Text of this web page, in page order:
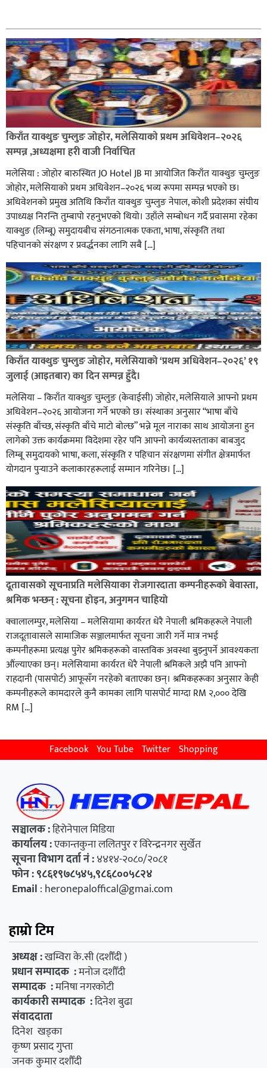
आज मिति (वि.सं.) : २०८३ साउन १७ गते, आइतबारको राशिफल
आज मिति वि.सं. : २०८३ साउन ५ गते मंगलबारको राशिफल
किराँत याक्थुङ चुम्लुङ जोहोर, मलेसियाकाे प्रथम अधिवेशन–
२०२६ सम्पन्न ,अध्यक्षमा हरी वाजी निर्वाचित
किराँत याक्थुङ चुम्लुङ जोहोर, मलेसियाकाे प्रथम अधिवेशन–२०२६
सम्पन्न ,अध्यक्षमा हरी वाजी निर्वाचित
मलेसिया : जोहोर बारुस्थित JO Hotel JB मा आयोजित किराँत याक्थुङ चुम्लुङ
जोहोर, मलेसियाको प्रथम अधिवेशन–२०२६ भव्य रूपमा सम्पन्न भएको छ।
अधिवेशनको प्रमुख अतिथि किराँत याक्थुङ चुम्लुङ नेपाल, कोशी प्रदेशका संघीय
उपाध्यक्ष निरन्ति तुम्बापाे रहनुभएको थियो। उहाँले सम्बोधन गर्दै प्रवासमा रहेका
याक्थुङ (लिम्बू) समुदायबीच संगठनात्मक एकता, भाषा, संस्कृति तथा
पहिचानको संरक्षण र प्रवर्द्धनका लागि सबै […]
किराँत याक्थुङ चुम्लुङ जोहोर, मलेसियाको ‘प्रथम अधिवेशन–२०२६’ १९
जुलाई (आइतबार) का दिन सम्पन्न हुँदै।
मलेसिया – किराँत याक्थुङ चुम्लुङ (केवाईसी) जोहोर, मलेसियाले आफ्नो प्रथम
अधिवेशन–२०२६ आयोजना गर्ने भएको छ। संस्थाका अनुसार “भाषा बाँचे
संस्कृति बाँच्छ, संस्कृति बाँचे माटो बोल्छ” भन्ने मूल नाराका साथ आयोजना हुन
लागेको उक्त कार्यक्रममा विदेशमा रहेर पनि आफ्नो कार्यव्यस्तताका बाबजुद
लिम्बू समुदायको भाषा, कला, संस्कृति र पहिचान संरक्षणमा संगीत क्षेत्रमार्फत
योगदान पुर्‍याउने कलाकारहरूलाई सम्मान गरिनेछ। […]
दूतावासको सूचनाप्रति मलेसियाका रोजगारदाता कम्पनीहरूको बेवास्ता,
श्रमिक भन्छन् : सूचना होइन, अनुगमन चाहियो
क्वालालम्पुर, मलेसिया – मलेसियामा कार्यरत धेरै नेपाली श्रमिकहरूले नेपाली
राजदूतावासले सामाजिक सञ्जालमार्फत सूचना जारी गर्ने मात्र नभई
कम्पनीहरूमा प्रत्यक्ष पुगेर श्रमिकहरूको वास्तविक अवस्था बुझ्नुपर्ने आवश्यकता
औंल्याएका छन्। मलेसियामा कार्यरत धेरै नेपाली श्रमिकले अझै पनि आफ्नो
राहदानी (पासपोर्ट) आफूसँग नरहेको बताएका छन्। श्रमिकहरूका अनुसार केही
कम्पनीहरूले कामदारले कुनै कामका लागि पासपोर्ट माग्दा RM २,००० देखि
RM […]
Facebook You Tube Twitter Shopping
सञ्चालक :हिराेनेपाल मिडिया
कार्यालय:एकान्तकुना ललितपुर र विरेन्द्रनगर सुर्खेत
सूचना विभाग दर्ता नं :४४१४-२०८०/२०८१
फाेन : ९८६१९७८५४५,९८६८००५८२४
Email : heronepaloffical@gmai.com
हाम्राे टिम
अध्यक्ष :खम्विरा के.सी (दशाैँदी )
प्रधान सम्पादक :मनाेज दशाैँदी
सम्पादक :मनिषा नगरकाेटी
कार्यकारी सम्पादक :दिनेश बुढा
संवाददाता
दिनेश खड्का
कृष्ण प्रसाद गुप्ता
जनक कुमार दशाैँदी